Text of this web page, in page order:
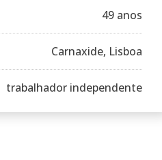
49 anos
Carnaxide, Lisboa
trabalhador independente